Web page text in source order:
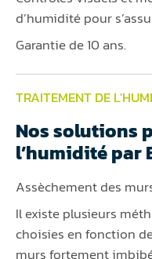
d’humidité pour
Garantie de 10 ans.
TRAITEMENT DE
Nos solutions
l’humidité par
Assèchement des
Il existe plusieurs
choisies en fonction
murs fortement